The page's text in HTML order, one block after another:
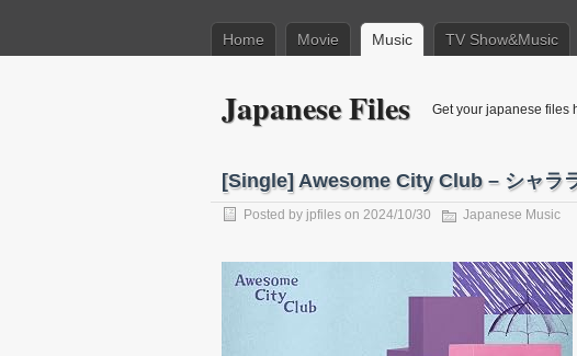
Home Movie Music TV Show&Music
Japanese Files Get your japanese files
[Single] Awesome City Club – シャラ
Posted by jpfiles on 2024/10/30 Japanese Music